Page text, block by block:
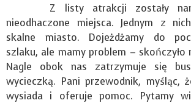
Z listy atrakcji zostały nam
nieodhaczone miejsca. Jednym z
skalne miasto. Dojeżdżamy do
szlaku, ale mamy problem – skończyło
Nagle obok nas zatrzymuje się
wycieczką. Pani przewodnik, myśląc,
wysiada i oferuje pomoc. Pytamy